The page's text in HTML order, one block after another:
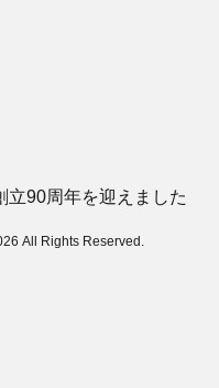
立90周年を迎えました
All Rights Reserved.